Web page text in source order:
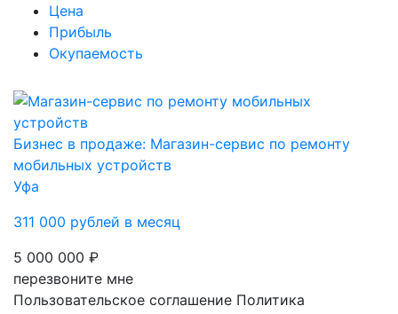
Цена
Прибыль
Окупаемость
Бизнес в продаже: Магазин-сервис по ремонту
мобильных устройств
Уфа
311 000 рублей в месяц
5 000 000 ₽
перезвоните мне
Пользовательское соглашение Политика